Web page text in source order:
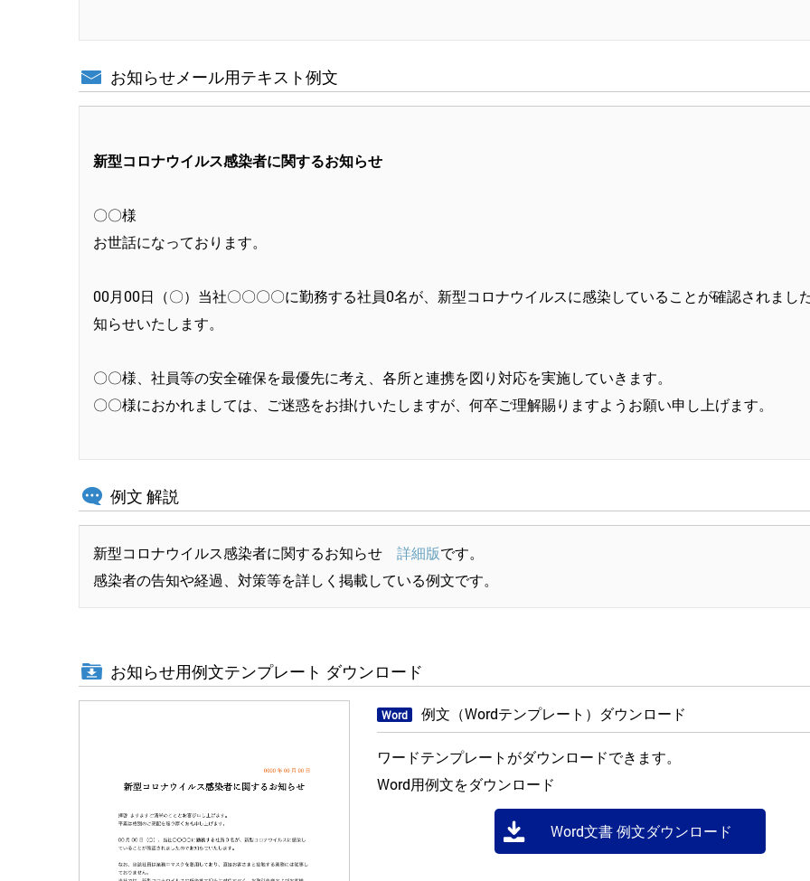
お知らせメール用テキスト例文
新型コロナウイルス感染者に関するお知らせ
〇〇様
お世話になっております。
00月00日（〇）当社〇〇〇〇に勤務する社員0名が、新型コロナウイルスに感染していることが確認されまし
知らせいたします。
〇〇様、社員等の安全確保を最優先に考え、各所と連携を図り対応を実施していきます。
〇〇様におかれましては、ご迷惑をお掛けいたしますが、何卒ご理解賜りますようお願い申し上げます。
例文 解説
新型コロナウイルス感染者に関するお知らせ 詳細版です。
感染者の告知や経過、対策等を詳しく掲載している例文です。
お知らせ用例文テンプレート ダウンロード
Word 例文（Wordテンプレート）ダウンロード
ワードテンプレートがダウンロードできます。
Word用例文をダウンロード
Word文書 例文ダウンロード